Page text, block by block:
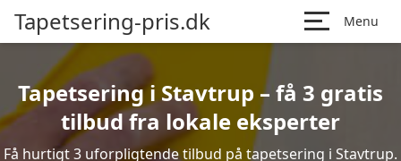
Tapetsering-pris.dk Menu
Tapetsering i Stavtrup – få 3 gratis
tilbud fra lokale eksperter
Få hurtigt 3 uforpligtende tilbud på tapetsering i Stavtrup.